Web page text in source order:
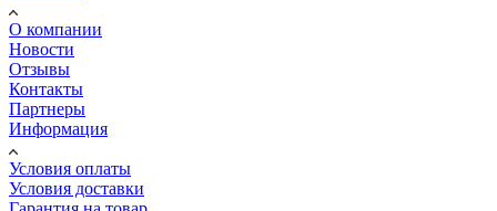
О компании
Новости
Отзывы
Контакты
Партнеры
Информация
Условия оплаты
Условия доставки